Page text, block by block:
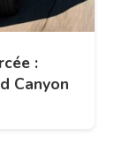
:
Canyon